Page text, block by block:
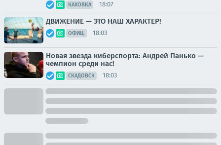
КАХОВКА 18:07
ДВИЖЕНИЕ — ЭТО НАШ ХАРАКТЕР!
ОФИЦ. 18:03
Новая звезда киберспорта: Андрей Панько —
чемпион среди нас!
СКАДОВСК 18:03